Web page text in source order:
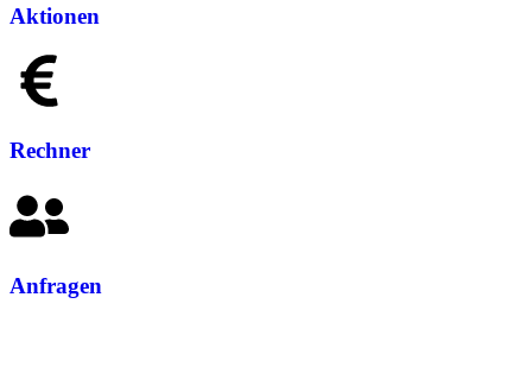
Aktionen
Rechner
Anfragen